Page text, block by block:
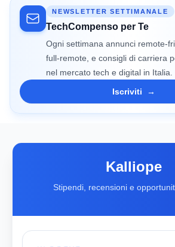
NEWSLETTER SETTIMANALE
TechCompenso per Te
Ogni settimana annunci remote-
full-remote, e consigli di carriera
nel mercato tech e digital in Italia.
Iscriviti
→
Kalliope
Stipendi, recensioni e